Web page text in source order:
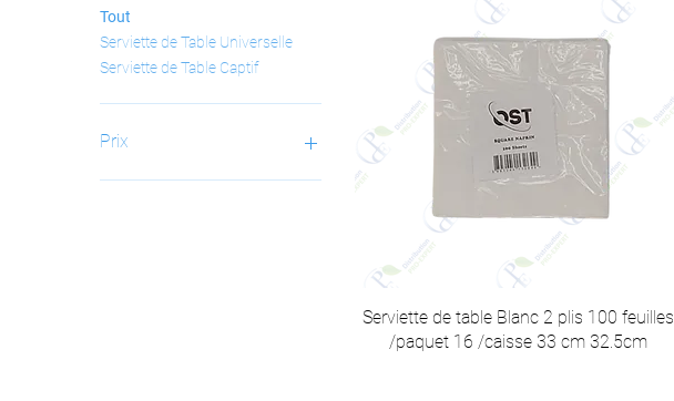
Tout
Serviette de Table Universelle
Serviette de Table Captif
Prix
Serviette de table Blanc 2 plis 100 feuilles
/paquet 16 /caisse 33 cm 32.5cm